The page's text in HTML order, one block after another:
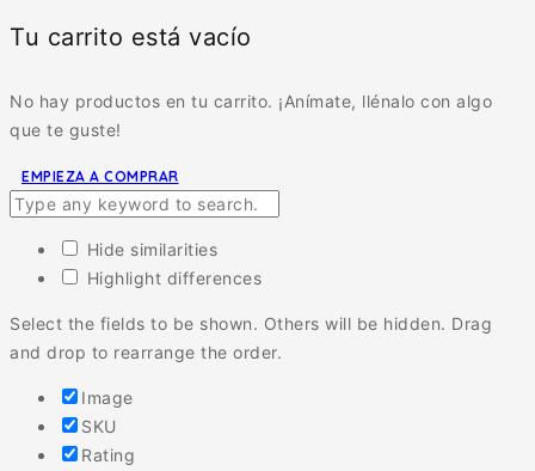
Tu carrito está vacío
No hay productos en tu carrito. ¡Anímate, llénalo con algo
que te guste!
EMPIEZA A COMPRAR
Hide similarities
Highlight differences
Select the fields to be shown. Others will be hidden. Drag
and drop to rearrange the order.
Image
SKU
Rating